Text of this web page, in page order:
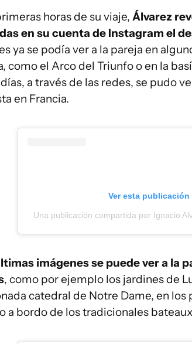
horas de su viaje, Álvarez
en su cuenta de Instagram el
ya se podía ver a la pareja en
como el Arco del Triunfo o en la
a través de las redes, se pudo
en Francia.
Ver esta publicación
Una publicación compartida por Ignacio
imágenes se puede ver a la
, como por ejemplo los jardines de
catedral de Notre Dame, en
a bordo de los tradicionales